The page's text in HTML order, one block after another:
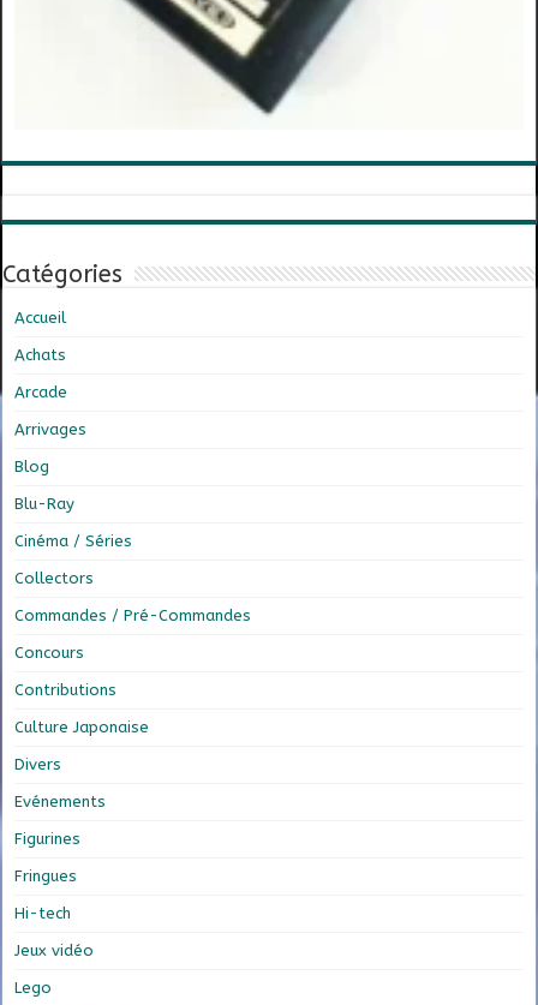
Catégories
Accueil
Achats
Arcade
Arrivages
Blog
Blu-Ray
Cinéma / Séries
Collectors
Commandes / Pré-Commandes
Concours
Contributions
Culture Japonaise
Divers
Evénements
Figurines
Fringues
Hi-tech
Jeux vidéo
Lego